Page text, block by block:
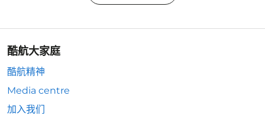
酷航大家庭
酷航精神
Media centre
加入我们